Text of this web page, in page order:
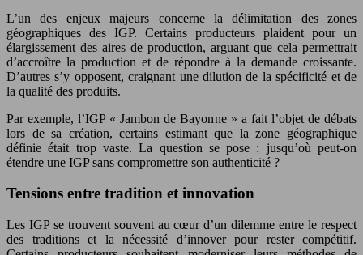
L’un des enjeux majeurs concerne la délimitation des zones
géographiques des IGP. Certains producteurs plaident pour un
élargissement des aires de production, arguant que cela permettrait
d’accroître la production et de répondre à la demande croissante.
D’autres s’y opposent, craignant une dilution de la spécificité et de
la qualité des produits.
Par exemple, l’IGP « Jambon de Bayonne » a fait l’objet de débats
lors de sa création, certains estimant que la zone géographique
définie était trop vaste. La question se pose : jusqu’où peut-on
étendre une IGP sans compromettre son authenticité ?
Tensions entre tradition et innovation
Les IGP se trouvent souvent au cœur d’un dilemme entre le respect
des traditions et la nécessité d’innover pour rester compétitif.